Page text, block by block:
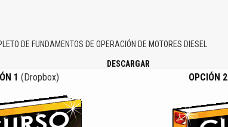
DE FUNDAMENTOS DE OPERACIÓN DE MOTORES DIESEL
DESCARGAR
1 (Dropbox) OPCIÓN 2